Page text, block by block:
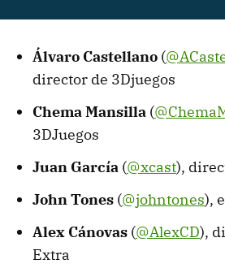
Álvaro Castellano (
director de 3Djuegos
Chema Mansilla (
3DJuegos
Juan García (@xcast),
John Tones (@johntones),
Alex Cánovas (@AlexCD),
Extra